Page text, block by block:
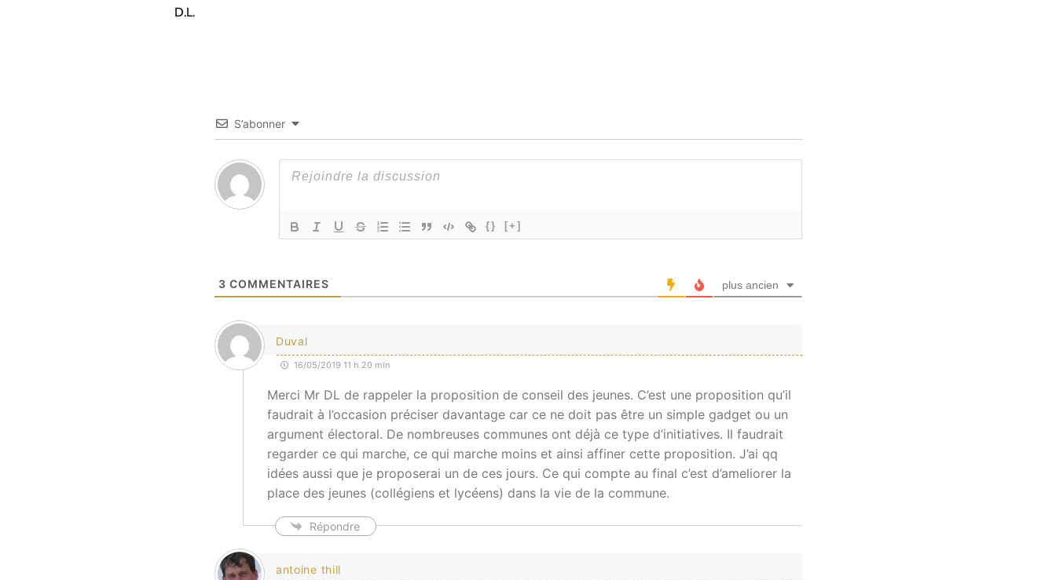
D.L.
S’abonner
{} [+]
3 COMMENTAIRES plus ancien
Duval
16/05/2019 11 h 20 min
Merci Mr DL de rappeler la proposition de conseil des jeunes. C’est une proposition qu’il
faudrait à l’occasion préciser davantage car ce ne doit pas être un simple gadget ou un
argument électoral. De nombreuses communes ont déjà ce type d’initiatives. Il faudrait
regarder ce qui marche, ce qui marche moins et ainsi affiner cette proposition. J’ai qq
idées aussi que je proposerai un de ces jours. Ce qui compte au final c’est d’ameliorer la
place des jeunes (collégiens et lycéens) dans la vie de la commune.
Répondre
antoine thill